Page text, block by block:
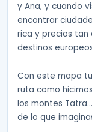
y Ana, y cuando
encontrar
rica y precios tan
destinos
Con este mapa
ruta como
los montes
de lo que